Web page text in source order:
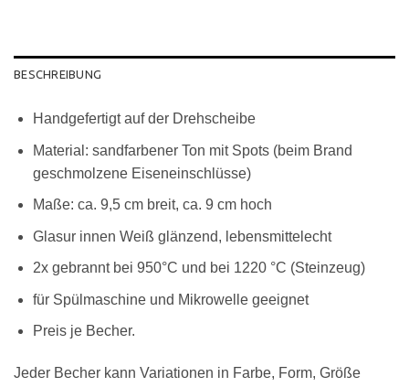
BESCHREIBUNG
Handgefertigt auf der Drehscheibe
Material: sandfarbener Ton mit Spots (beim Brand
geschmolzene Eiseneinschlüsse)
Maße: ca. 9,5 cm breit, ca. 9 cm hoch
Glasur innen Weiß glänzend, lebensmittelecht
2x gebrannt bei 950°C und bei 1220 °C (Steinzeug)
für Spülmaschine und Mikrowelle geeignet
Preis je Becher.
Jeder Becher kann Variationen in Farbe, Form, Größe